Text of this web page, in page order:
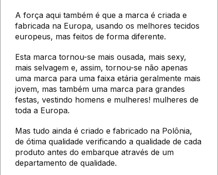
A força aqui também é que a marca é criada e
fabricada na Europa, usando os melhores tecidos
europeus, mas feitos de forma diferente.
Esta marca tornou-se mais ousada, mais sexy,
mais selvagem e, assim, tornou-se não apenas
uma marca para uma faixa etária geralmente mais
jovem, mas também uma marca para grandes
festas, vestindo homens e mulheres! mulheres de
toda a Europa.
Mas tudo ainda é criado e fabricado na Polônia,
de ótima qualidade verificando a qualidade de cada
produto antes do embarque através de um
departamento de qualidade.